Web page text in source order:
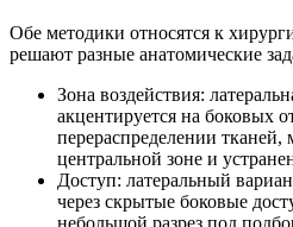
Обе методики относятся к
решают разные анатомические
Зона воздействия:
акцентируется на боковых
перераспределении тканей,
центральной зоне и
Доступ: латеральный
через скрытые боковые
небольшой разрез под